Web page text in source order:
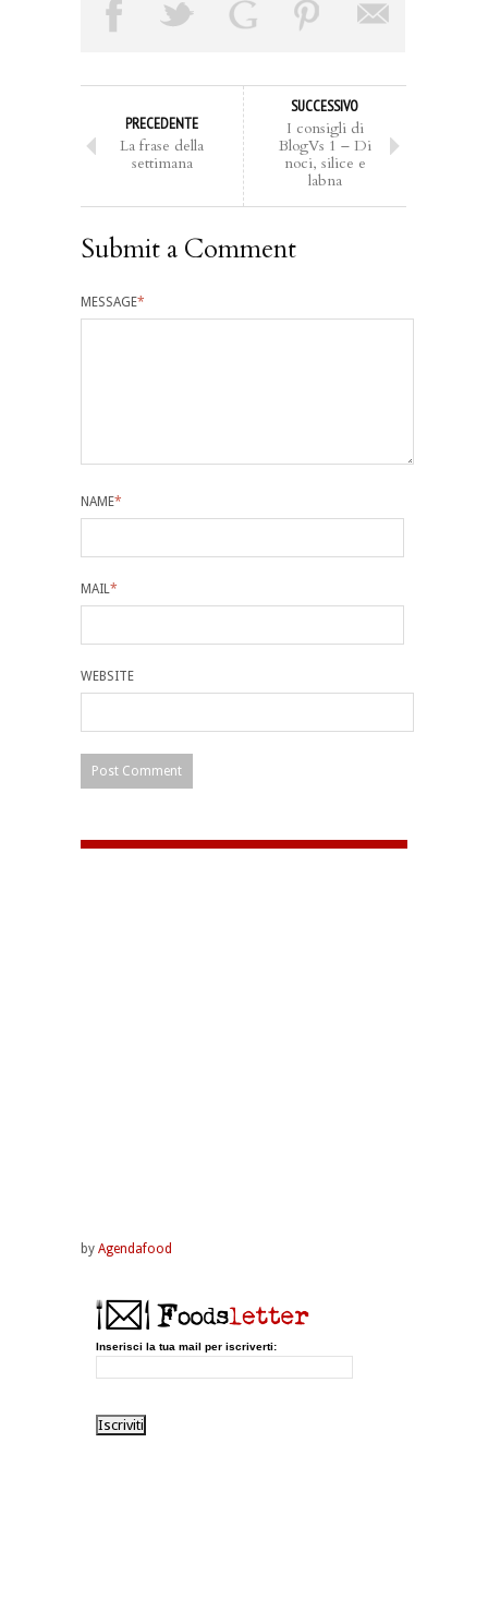
PRECEDENTE
La frase della
settimana
SUCCESSIVO
I consigli di
BlogVs 1 – Di
noci, silice e
labna
Submit a Comment
MESSAGE*
NAME*
MAIL*
WEBSITE
by Agendafood
Inserisci la tua mail per iscriverti: